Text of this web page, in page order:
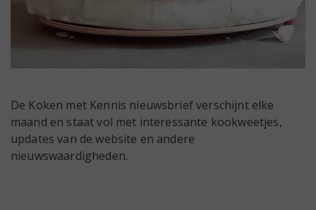
De Koken met Kennis nieuwsbrief verschijnt elke
maand en staat vol met interessante kookweetjes,
updates van de website en andere
nieuwswaardigheden.